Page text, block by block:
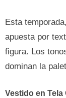
Esta
apuesta por
figura. Los
dominan la
Vestido en Tela